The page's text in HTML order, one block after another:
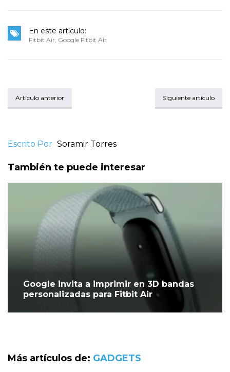
En este artículo:
Fitbit Air, Google Fitbit Air
Artículo anterior Siguiente artículo
Escrito Por Soramir Torres
También te puede interesar
Google invita a imprimir en 3D bandas
personalizadas para Fitbit Air
Más artículos de: GADGETS